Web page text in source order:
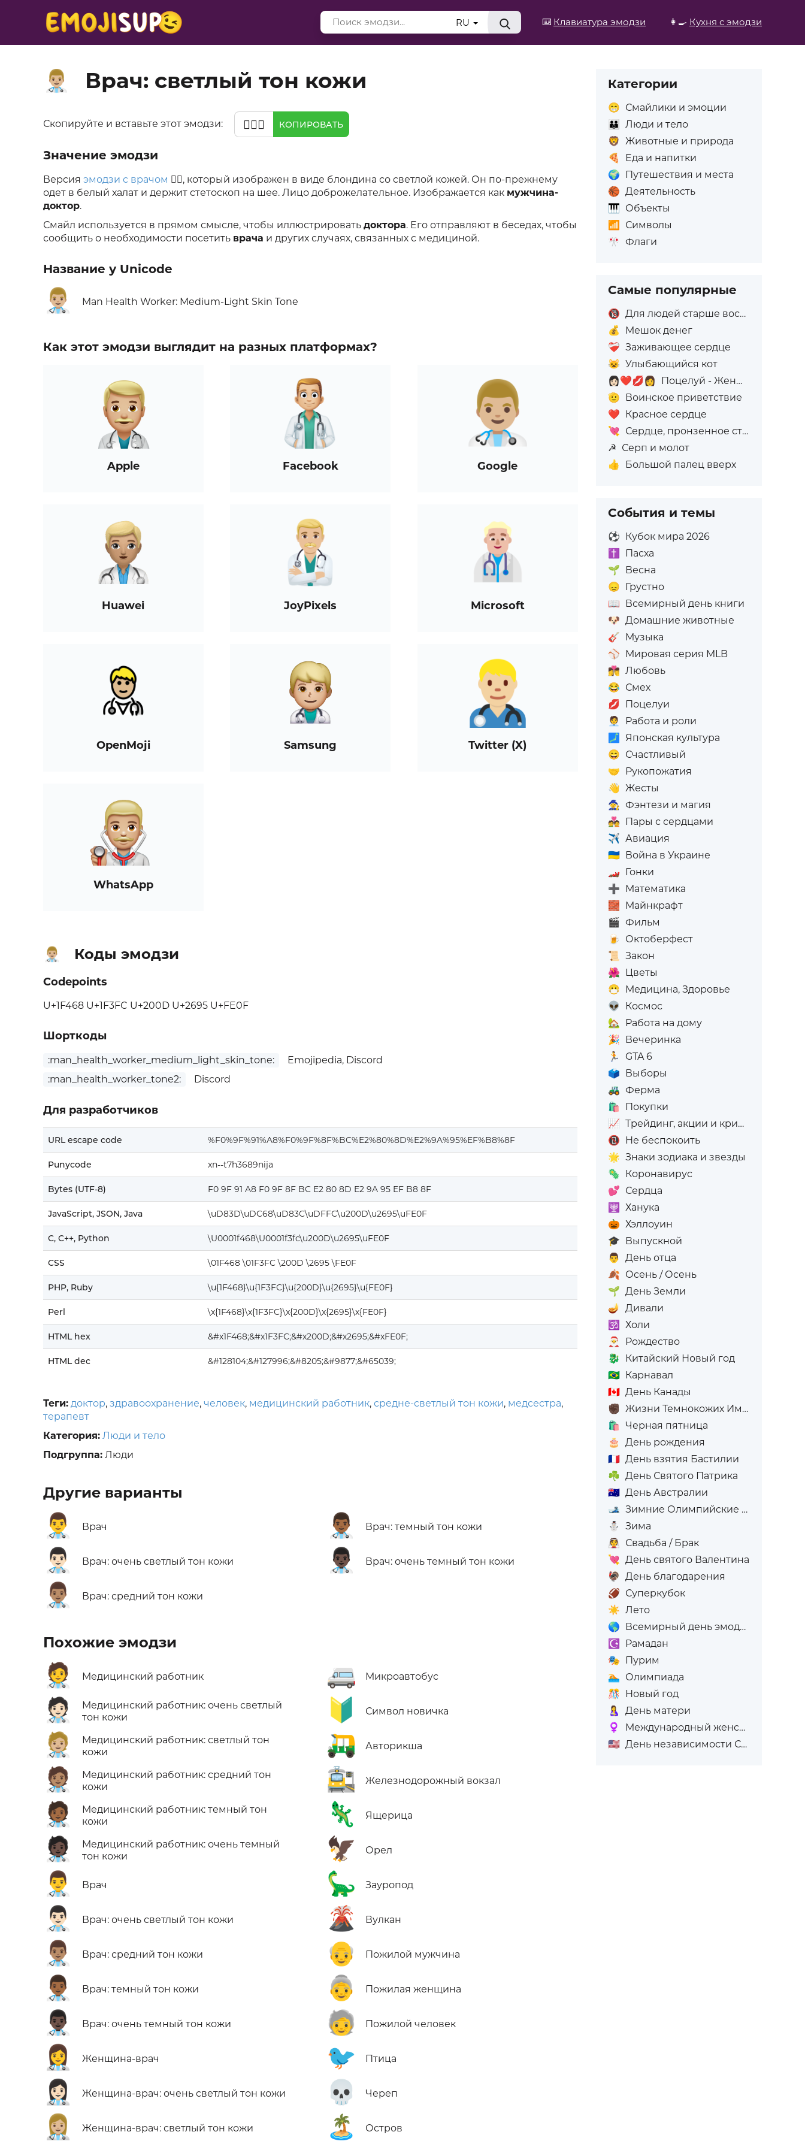
⌨️ Клавиатура эмодзи 👩‍🍳 Кухня с эмодзи
RU
👨🏼‍⚕️ Врач: светлый тон кожи
Скопируйте и вставьте этот эмодзи: 👨🏼‍⚕️ КОПИРОВАТЬ
Значение эмодзи
Версия эмодзи с врачом 👨‍⚕️, который изображен в виде блондина со светлой кожей. Он по-прежнему
одет в белый халат и держит стетоскоп на шее. Лицо доброжелательное. Изображается как мужчина-
доктор.
Смайл используется в прямом смысле, чтобы иллюстрировать доктора. Его отправляют в беседах, чтобы
сообщить о необходимости посетить врача и других случаях, связанных с медициной.
Название у Unicode
👨🏼‍⚕️ Man Health Worker: Medium-Light Skin Tone
Как этот эмодзи выглядит на разных платформах?
Apple Facebook Google
Huawei JoyPixels Microsoft
OpenMoji Samsung Twitter (X)
WhatsApp
👨🏼‍⚕️ Коды эмодзи
Codepoints
U+1F468 U+1F3FC U+200D U+2695 U+FE0F
Шорткоды
:man_health_worker_medium_light_skin_tone:
Emojipedia, Discord
:man_health_worker_tone2:
Discord
Для разработчиков
URL escape code %F0%9F%91%A8%F0%9F%8F%BC%E2%80%8D%E2%9A%95%EF%B8%8F
Punycode xn--t7h3689nija
Bytes (UTF-8) F0 9F 91 A8 F0 9F 8F BC E2 80 8D E2 9A 95 EF B8 8F
JavaScript, JSON, Java \uD83D\uDC68\uD83C\uDFFC\u200D\u2695\uFE0F
C, C++, Python \U0001f468\U0001f3fc\u200D\u2695\uFE0F
CSS \01F468 \01F3FC \200D \2695 \FE0F
PHP, Ruby \u{1F468}\u{1F3FC}\u{200D}\u{2695}\u{FE0F}
Perl \x{1F468}\x{1F3FC}\x{200D}\x{2695}\x{FE0F}
HTML hex &#x1F468;&#x1F3FC;&#x200D;&#x2695;&#xFE0F;
HTML dec &#128104;&#127996;&#8205;&#9877;&#65039;
Теги: доктор, здравоохранение, человек, медицинский работник, средне-светлый тон кожи, медсестра,
терапевт
Категория: Люди и тело
Подгруппа: Люди
Другие варианты
👨‍⚕️ Врач
👨🏻‍⚕️ Врач: очень светлый тон кожи
👨🏽‍⚕️ Врач: средний тон кожи
👨🏾‍⚕️ Врач: темный тон кожи
👨🏿‍⚕️ Врач: очень темный тон кожи
Похожие эмодзи
🧑‍⚕️ Медицинский работник
🧑🏻‍⚕️
Медицинский работник: очень светлый
тон кожи
🧑🏼‍⚕️
Медицинский работник: светлый тон
кожи
🧑🏽‍⚕️
Медицинский работник: средний тон
кожи
🧑🏾‍⚕️
Медицинский работник: темный тон
кожи
🧑🏿‍⚕️
Медицинский работник: очень темный
тон кожи
👨‍⚕️ Врач
👨🏻‍⚕️ Врач: очень светлый тон кожи
👨🏽‍⚕️ Врач: средний тон кожи
👨🏾‍⚕️ Врач: темный тон кожи
👨🏿‍⚕️ Врач: очень темный тон кожи
👩‍⚕️ Женщина-врач
👩🏻‍⚕️ Женщина-врач: очень светлый тон кожи
👩🏼‍⚕️ Женщина-врач: светлый тон кожи
🚐 Микроавтобус
🔰 Символ новичка
🛺 Авторикша
🚉 Железнодорожный вокзал
🦎 Ящерица
🦅 Орел
🦕 Зауропод
🌋 Вулкан
👴 Пожилой мужчина
👵 Пожилая женщина
🧓 Пожилой человек
🐦 Птица
💀 Череп
🏝️ Остров
Категории
😁 Смайлики и эмоции
👪
Люди и тело
🦁 Животные и природа
🍕
Еда и напитки
🌍 Путешествия и места
🏀 Деятельность
🎹 Объекты
📶
Символы
🎌 Флаги
Самые популярные
🔞 Для людей старше восемнадцати лет
💰
Мешок денег
❤️‍🩹 Заживающее сердце
😺 Улыбающийся кот
👩🏻‍❤️‍💋‍👩
Поцелуй - Женщина: Светлый тон кожи, Женщина: Без тона кожи
🫡 Воинское приветствие
❤️ Красное сердце
💘 Сердце, пронзенное стрелой
☭ Серп и молот
👍
Большой палец вверх
События и темы
⚽ Кубок мира 2026
✝️
Пасха
🌱 Весна
😞 Грустно
📖 Всемирный день книги
🐶 Домашние животные
🎸 Музыка
⚾ Мировая серия MLB
👩‍❤️‍💋‍👨 Любовь
😂 Смех
💋 Поцелуи
🧑‍💼
Работа и роли
🗾
Японская культура
😄 Счастливый
🤝 Рукопожатия
👋 Жесты
🧙 Фэнтези и магия
💑 Пары с сердцами
✈️ Авиация
🇺🇦 Война в Украине
🏎️ Гонки
➕ Математика
🧱 Майнкрафт
🎬 Фильм
🍺
Октоберфест
📜 Закон
🌺 Цветы
😷 Медицина, Здоровье
👽
Космос
🏡
Работа на дому
🎉 Вечеринка
🏃
GTA 6
🗳️ Выборы
🚜 Ферма
🛍️
Покупки
📈 Трейдинг, акции и криптовалюта
📵 Не беспокоить
🌟 Знаки зодиака и звезды
🦠 Коронавирус
💕 Сердца
🕎
Ханука
🎃 Хэллоуин
🎓 Выпускной
👨 День отца
🍂 Осень / Осень
🌱 День Земли
🪔 Дивали
🕉️
Холи
🎅
Рождество
🐉
Китайский Новый год
🇧🇷 Карнавал
🇨🇦 День Канады
✊🏿 Жизни Темнокожих Имеют Значение
🛍️
Черная пятница
🎂
День рождения
🇫🇷 День взятия Бастилии
☘️ День Святого Патрика
🇦🇺 День Австралии
🎿 Зимние Олимпийские игры
⛄
Зима
👰 Свадьба / Брак
💘 День святого Валентина
🦃 День благодарения
🏈 Суперкубок
☀️ Лето
🌎 Всемирный день эмодзи
☪️
Рамадан
🎭 Пурим
🏊 Олимпиада
🎊
Новый год
🤱
День матери
♀️
Международный женский день (8-е марта)
🇺🇸 День независимости США